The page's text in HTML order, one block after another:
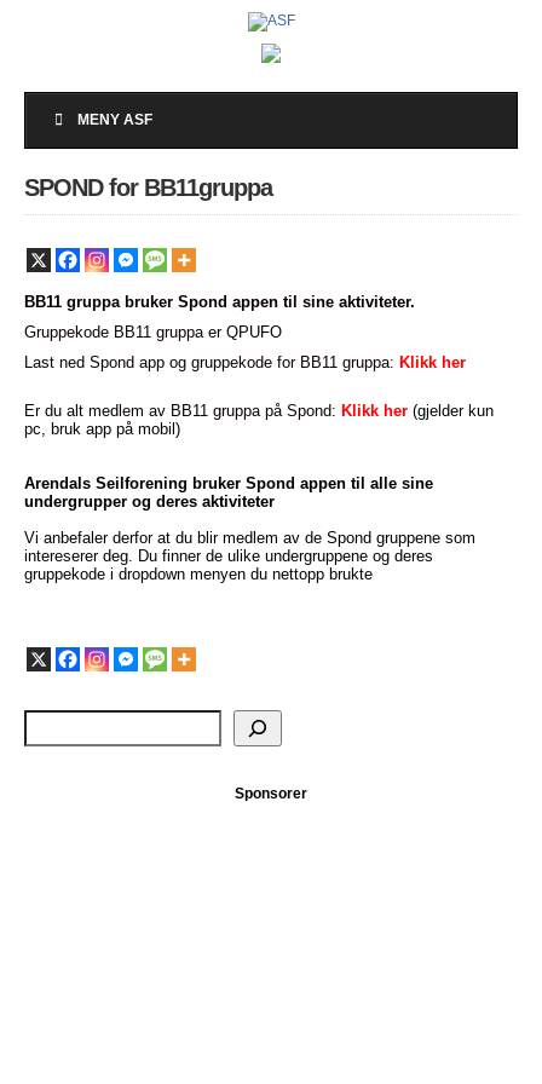
MENY ASF
SPOND for BB11gruppa
BB11 gruppa bruker Spond appen til sine aktiviteter.
Gruppekode BB11 gruppa er QPUFO
Last ned Spond app og gruppekode for BB11 gruppa: Klikk her
Er du alt medlem av BB11 gruppa på Spond: Klikk her (gjelder kun
pc, bruk app på mobil)
Arendals Seilforening bruker Spond appen til alle sine
undergrupper og deres aktiviteter
Vi anbefaler derfor at du blir medlem av de Spond gruppene som
intereserer deg. Du finner de ulike undergruppene og deres
gruppekode i dropdown menyen du nettopp brukte
Sponsorer